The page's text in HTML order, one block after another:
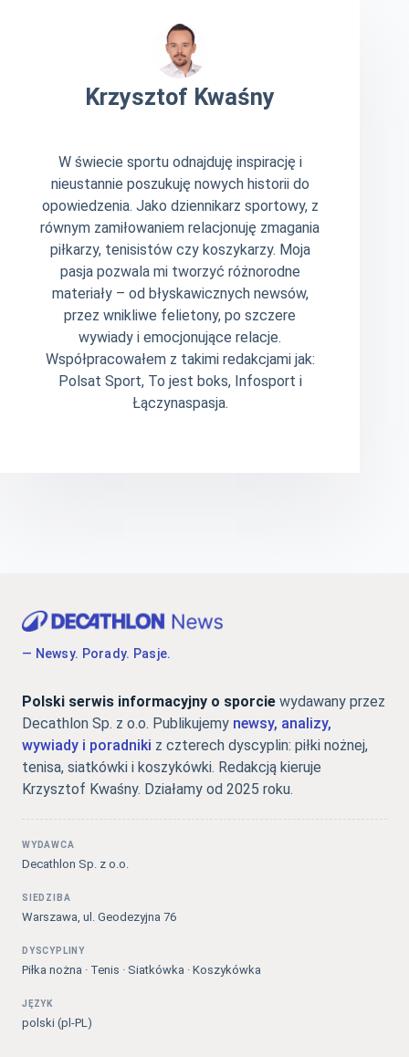
Krzysztof Kwaśny
W świecie sportu odnajduję inspirację i
nieustannie poszukuję nowych historii do
opowiedzenia. Jako dziennikarz sportowy, z
równym zamiłowaniem relacjonuję zmagania
piłkarzy, tenisistów czy koszykarzy. Moja
pasja pozwala mi tworzyć różnorodne
materiały – od błyskawicznych newsów,
przez wnikliwe felietony, po szczere
wywiady i emocjonujące relacje.
Współpracowałem z takimi redakcjami jak:
Polsat Sport, To jest boks, Infosport i
Łączynaspasja.
— Newsy. Porady. Pasje.
Polski serwis informacyjny o sporcie wydawany przez
Decathlon Sp. z o.o. Publikujemy newsy, analizy,
wywiady i poradniki z czterech dyscyplin: piłki nożnej,
tenisa, siatkówki i koszykówki. Redakcją kieruje
Krzysztof Kwaśny. Działamy od 2025 roku.
WYDAWCA
Decathlon Sp. z o.o.
SIEDZIBA
Warszawa, ul. Geodezyjna 76
DYSCYPLINY
Piłka nożna · Tenis · Siatkówka · Koszykówka
JĘZYK
polski (pl-PL)